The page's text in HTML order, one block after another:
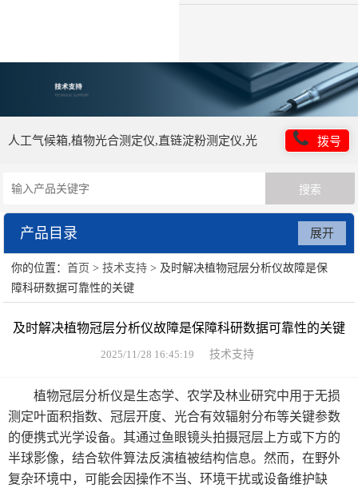
人工气候箱,植物光合测定仪,直链淀粉测定仪,光
照培养箱,植物营养测定仪
拨号
产品目录
培养箱仪器类
智能人工气候室
土壤检测仪器
农业气象仪器
植物性状仪器
展开
你的位置：首页 >技术支持 > 及时解决植物冠层分析仪故障是保
障科研数据可靠性的关键
及时解决植物冠层分析仪故障是保障科研数据可靠性的关键
2025/11/28 16:45:19 技术支持
植物冠层分析仪是生态学、农学及林业研究中用于无损
测定叶面积指数、冠层开度、光合有效辐射分布等关键参数
的便携式光学设备。其通过鱼眼镜头拍摄冠层上方或下方的
半球影像，结合软件算法反演植被结构信息。然而，在野外
复杂环境中，可能会因操作不当、环境干扰或设备维护缺